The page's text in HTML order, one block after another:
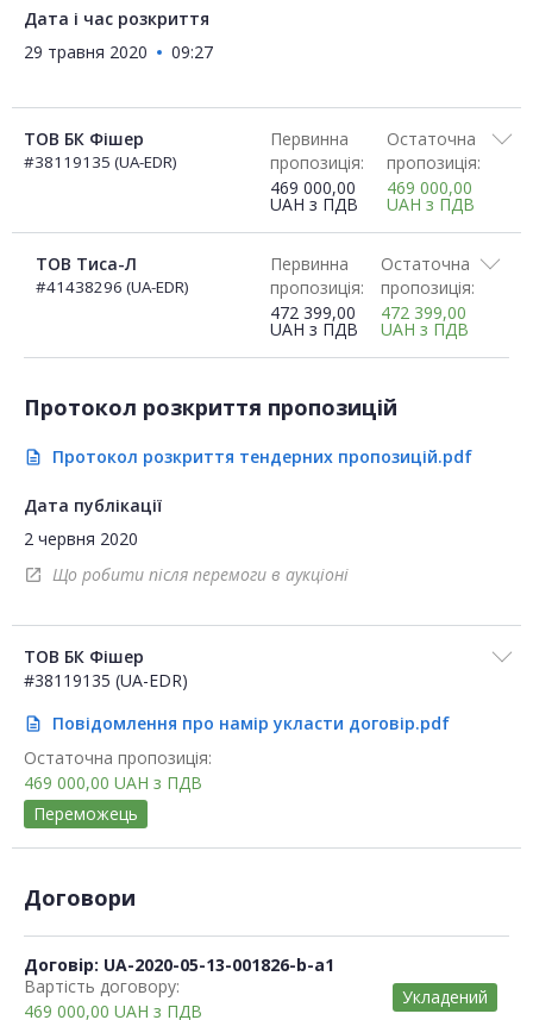
Дата і час розкриття
29 травня 2020
09:27
ТОВ БК Фішер
#38119135 (UA-EDR)
Первинна
пропозиція:
469 000,00
UAH з ПДВ
Остаточна
пропозиція:
469 000,00
UAH з ПДВ
ТОВ Тиса-Л
#41438296 (UA-EDR)
Первинна
пропозиція:
472 399,00
UAH з ПДВ
Остаточна
пропозиція:
472 399,00
UAH з ПДВ
Протокол розкриття пропозицій
description Протокол розкриття тендерних пропозицій.pdf
Дата публікації
2 червня 2020
open_in_new Що робити після перемоги в аукціоні
ТОВ БК Фішер
#38119135 (UA-EDR)
description
Повідомлення про намір укласти договір.pdf
Остаточна пропозиція:
469 000,00 UAH з ПДВ
Переможець
Договори
Договір: UA-2020-05-13-001826-b-a1
Вартість договору:
469 000,00 UAH з ПДВ
Укладений